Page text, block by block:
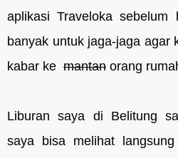
aplikasi Traveloka
banyak untuk jaga-jaga agar
kabar ke mantan orang
Liburan saya di Belitung
saya bisa melihat